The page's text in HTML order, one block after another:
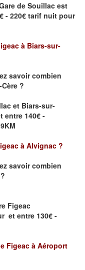
de Souillac est
- 220€ tarif nuit pour
à Biars-sur-
savoircombien
?
et Biars-sur-
entre 140€ -
à Alvignac ?
savoircombien
?
Figeac
et entre 130€ -
Figeac à Aéroport